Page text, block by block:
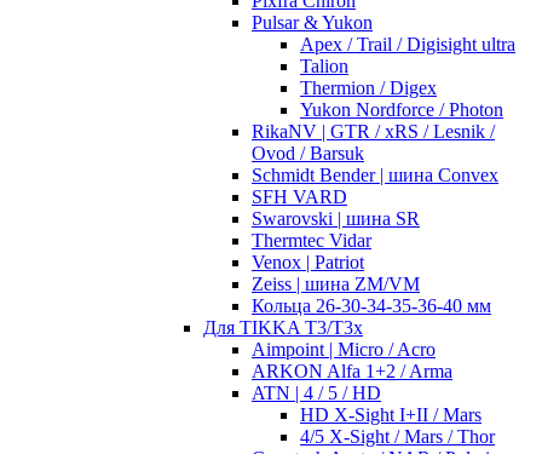
Pulsar & Yukon
Apex / Trail / Digisight ultra
Talion
Thermion / Digex
Yukon Nordforce / Photon
RikaNV | GTR / xRS / Lesnik /
Ovod / Barsuk
Schmidt Bender | шина Convex
SFH VARD
Swarovski | шина SR
Thermtec Vidar
Venox | Patriot
Zeiss | шина ZM/VM
Кольца 26-30-34-35-36-40 мм
Для TIKKA T3/T3x
Aimpoint | Micro / Acro
ARKON Alfa 1+2 / Arma
ATN | 4 / 5 / HD
HD X-Sight I+II / Mars
4/5 X-Sight / Mars / Thor